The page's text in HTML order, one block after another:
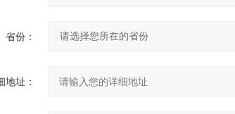
省份：
地址：